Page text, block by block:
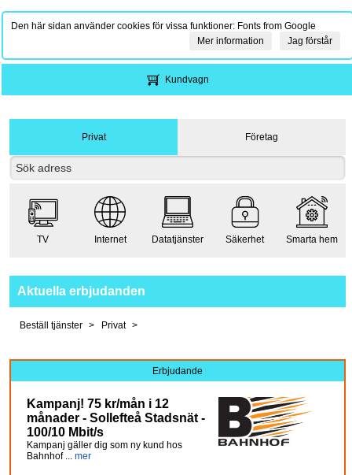
Den här sidan använder cookies för vissa funktioner: Fonts from Google
Jag förstår
Mer information
Kundvagn
Privat Företag
TV Internet Datatjänster Säkerhet Smarta hem
Aktuella erbjudanden
Beställ tjänster Privat
Erbjudande
Kampanj! 75 kr/mån i 12
månader - Sollefteå Stadsnät -
100/10 Mbit/s
Kampanj gäller dig som ny kund hos
Bahnhof ... mer